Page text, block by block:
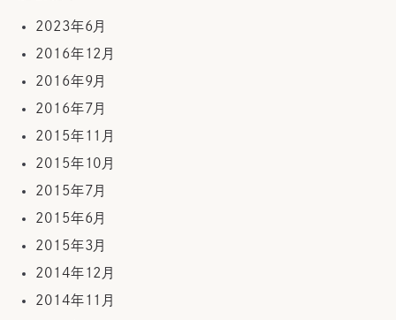
2023年6月
2016年12月
2016年9月
2016年7月
2015年11月
2015年10月
2015年7月
2015年6月
2015年3月
2014年12月
2014年11月